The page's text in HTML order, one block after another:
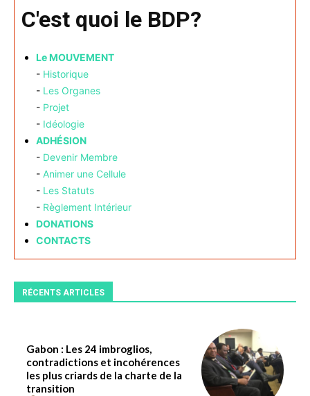
C'est quoi le BDP?
Le MOUVEMENT
- Historique
- Les Organes
- Projet
- Idéologie
ADHÉSION
- Devenir Membre
- Animer une Cellule
- Les Statuts
- Règlement Intérieur
DONATIONS
CONTACTS
RÉCENTS ARTICLES
Gabon : Les 24 imbroglios,
contradictions et incohérences
les plus criards de la charte de la
transition